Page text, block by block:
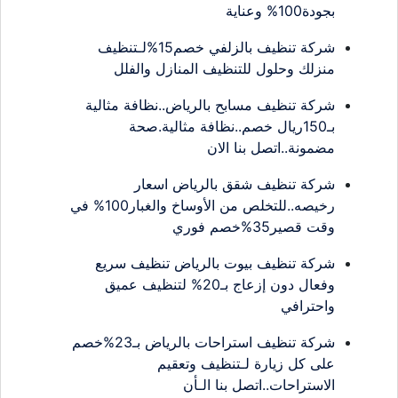
بجودة100% وعناية
شركة تنظيف بالزلفي خصم15%لـتنظيف
منزلك وحلول للتنظيف المنازل والفلل
شركة تنظيف مسابح بالرياض..نظافة مثالية
بـ150ريال خصم..نظافة مثالية.صحة
مضمونة..اتصل بنا الان
شركة تنظيف شقق بالرياض اسعار
رخيصه..للتخلص من الأوساخ والغبار100% في
وقت قصير35%خصم فوري
شركة تنظيف بيوت بالرياض تنظيف سريع
وفعال دون إزعاج بـ20% لتنظيف عميق
واحترافي
شركة تنظيف استراحات بالرياض بـ23%خصم
على كل زيارة لـتنظيف وتعقيم
الاستراحات..اتصل بنا الـأن